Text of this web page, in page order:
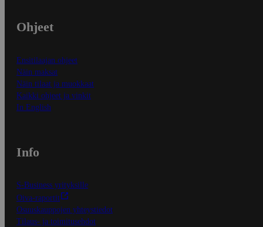
Ohjeet
Ensitilaajan ohjeet
Näin maksat
Näin tilaat ja muokkaat
Kaikki ohjeet ja vinkit
In English
Info
S-Business yrityksille
Oiva-raportit
Osuuskauppojen yhteystiedot
Tilaus- ja toimitusehdot